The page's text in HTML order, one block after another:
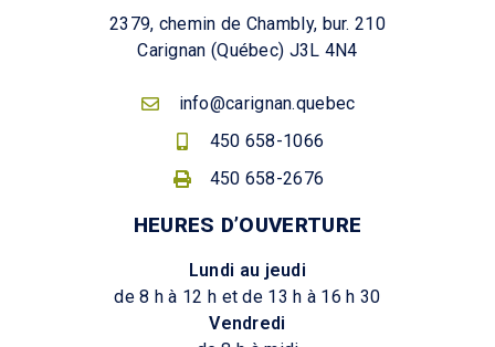
2379, chemin de Chambly, bur. 210
Carignan (Québec) J3L 4N4
info@carignan.quebec
450 658-1066
450 658-2676
HEURES D’OUVERTURE
Lundi au jeudi
de 8 h à 12 h et de 13 h à 16 h 30
Vendredi